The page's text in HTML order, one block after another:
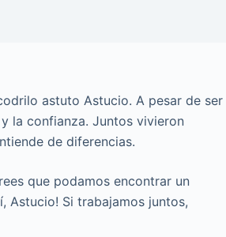
astuto Astucio. A pesar de ser
la confianza. Juntos vivieron
de diferencias.
que podamos encontrar un
Astucio! Si trabajamos juntos,